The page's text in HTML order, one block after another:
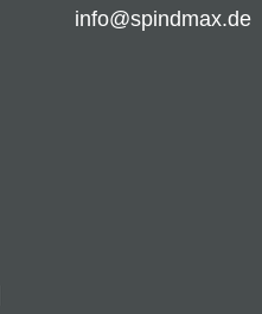
info@spindmax.de